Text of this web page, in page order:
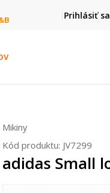
pri
Prihlásiť sa
Mikiny
Kód produktu: JV7299
adidas Small